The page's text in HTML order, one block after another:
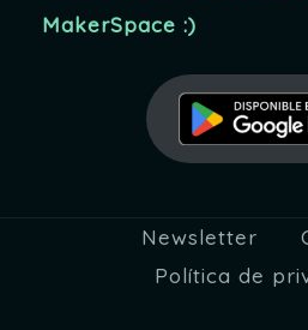
MakerSpace :)
Newsletter
Política de